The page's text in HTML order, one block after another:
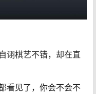
诩棋艺不错，却在直
看见了，你会不会不